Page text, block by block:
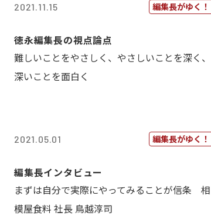
2021.11.15 編集長がゆく！
徳永編集長の視点論点
難しいことをやさしく、やさしいことを深く、
深いことを面白く
2021.05.01 編集長がゆく！
編集長インタビュー
まずは自分で実際にやってみることが信条 相
模屋食料 社長 鳥越淳司